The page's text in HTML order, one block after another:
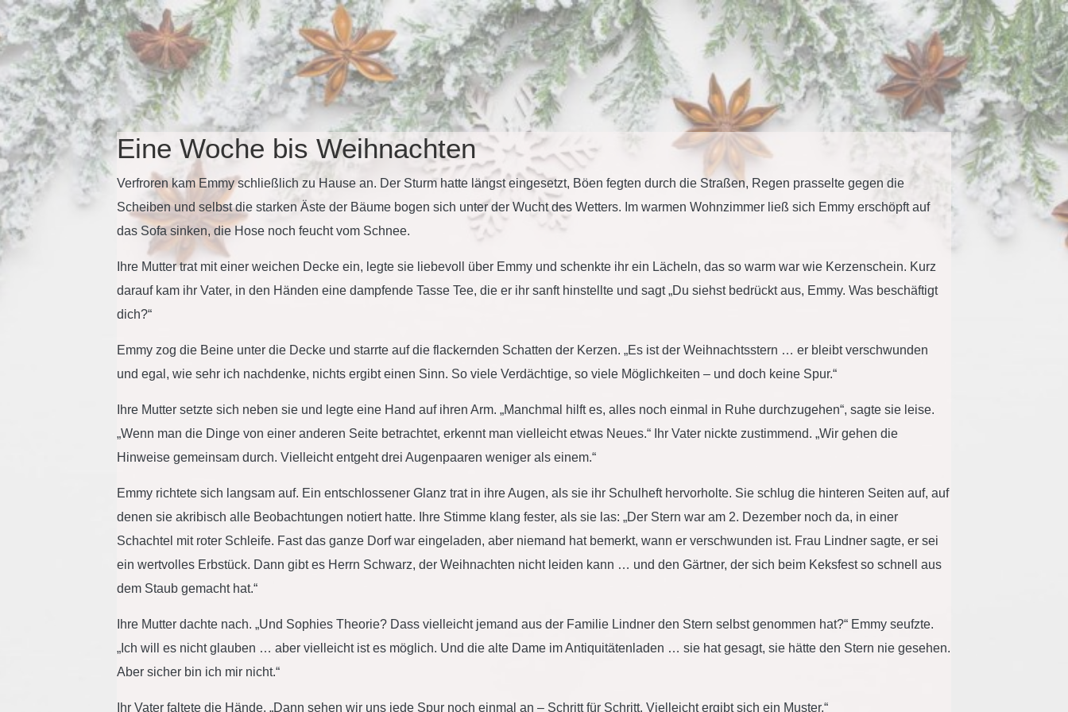
Eine Woche bis Weihnachten
Verfroren kam Emmy schließlich zu Hause an. Der Sturm hatte längst eingesetzt, Böen fegten durch die Straßen, Regen prasselte gegen die
Scheiben und selbst die starken Äste der Bäume bogen sich unter der Wucht des Wetters. Im warmen Wohnzimmer ließ sich Emmy erschöpft auf
das Sofa sinken, die Hose noch feucht vom Schnee.
Ihre Mutter trat mit einer weichen Decke ein, legte sie liebevoll über Emmy und schenkte ihr ein Lächeln, das so warm war wie Kerzenschein. Kurz
darauf kam ihr Vater, in den Händen eine dampfende Tasse Tee, die er ihr sanft hinstellte und sagt „Du siehst bedrückt aus, Emmy. Was beschäftigt
dich?“
Emmy zog die Beine unter die Decke und starrte auf die flackernden Schatten der Kerzen. „Es ist der Weihnachtsstern … er bleibt verschwunden
und egal, wie sehr ich nachdenke, nichts ergibt einen Sinn. So viele Verdächtige, so viele Möglichkeiten – und doch keine Spur.“
Ihre Mutter setzte sich neben sie und legte eine Hand auf ihren Arm. „Manchmal hilft es, alles noch einmal in Ruhe durchzugehen“, sagte sie leise.
„Wenn man die Dinge von einer anderen Seite betrachtet, erkennt man vielleicht etwas Neues.“ Ihr Vater nickte zustimmend. „Wir gehen die
Hinweise gemeinsam durch. Vielleicht entgeht drei Augenpaaren weniger als einem.“
Emmy richtete sich langsam auf. Ein entschlossener Glanz trat in ihre Augen, als sie ihr Schulheft hervorholte. Sie schlug die hinteren Seiten auf, auf
denen sie akribisch alle Beobachtungen notiert hatte. Ihre Stimme klang fester, als sie las: „Der Stern war am 2. Dezember noch da, in einer
Schachtel mit roter Schleife. Fast das ganze Dorf war eingeladen, aber niemand hat bemerkt, wann er verschwunden ist. Frau Lindner sagte, er sei
ein wertvolles Erbstück. Dann gibt es Herrn Schwarz, der Weihnachten nicht leiden kann … und den Gärtner, der sich beim Keksfest so schnell aus
dem Staub gemacht hat.“
Ihre Mutter dachte nach. „Und Sophies Theorie? Dass vielleicht jemand aus der Familie Lindner den Stern selbst genommen hat?“ Emmy seufzte.
„Ich will es nicht glauben … aber vielleicht ist es möglich. Und die alte Dame im Antiquitätenladen … sie hat gesagt, sie hätte den Stern nie gesehen.
Aber sicher bin ich mir nicht.“
Ihr Vater faltete die Hände. „Dann sehen wir uns jede Spur noch einmal an – Schritt für Schritt. Vielleicht ergibt sich ein Muster.“